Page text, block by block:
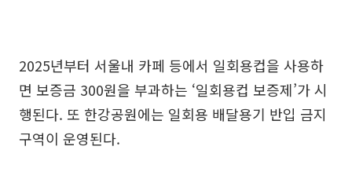
2025년부터 서울내 카페 등에서 일회용컵을 사용하
면 보증금 300원을 부과하는 ‘일회용컵 보증제’가 시
행된다. 또 한강공원에는 일회용 배달용기 반입 금지
구역이 운영된다.